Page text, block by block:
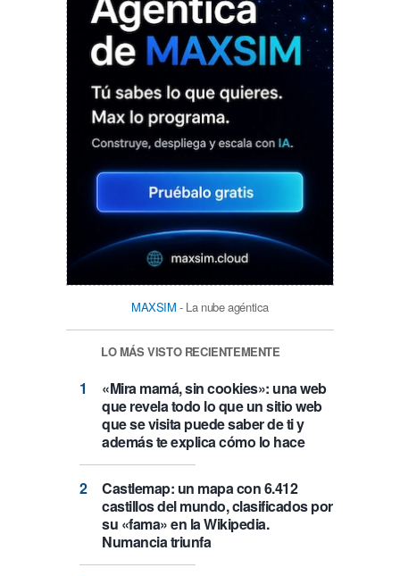
MAXSIM - La nube agéntica
LO MÁS VISTO RECIENTEMENTE
«Mira mamá, sin cookies»: una web
que revela todo lo que un sitio web
que se visita puede saber de ti y
además te explica cómo lo hace
Castlemap: un mapa con 6.412
castillos del mundo, clasificados por
su «fama» en la Wikipedia.
Numancia triunfa